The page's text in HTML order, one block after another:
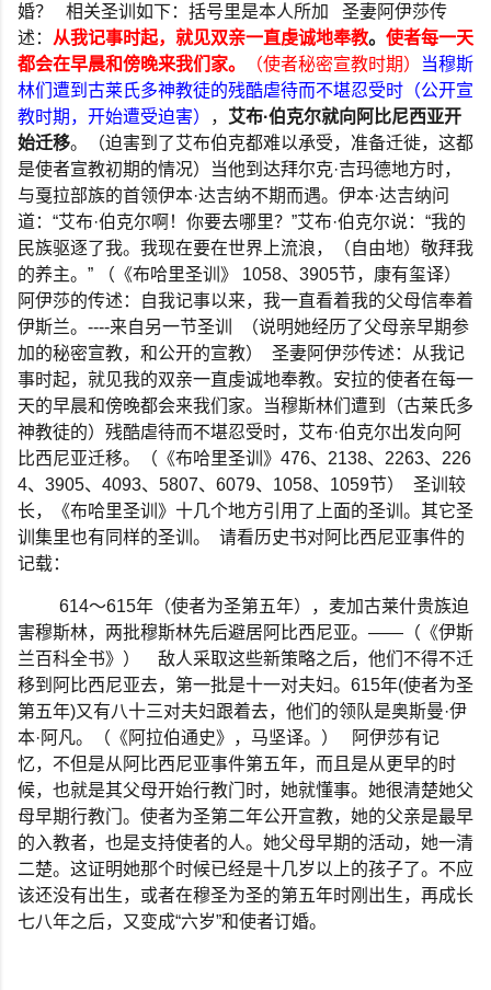
婚？
相关圣训如下：括号里是本人所加
圣妻阿伊莎传
述： 从我记事时起，就见双亲一直虔诚地奉教。 使者每一天
都会在早晨和傍晚来我们家。
（使者秘密宣教时期）
当穆斯
林们遭到古莱氏多神教徒的残酷虐待而不堪忍受时（公开宣
教时期，开始遭受迫害）
， 艾布·伯克尔就向阿比尼西亚开
始迁移。（迫害到了艾布伯克都难以承受，准备迁徙，这都
是使者宣教初期的情况）当他到达拜尔克·吉玛德地方时，
与戛拉部族的首领伊本·达吉纳不期而遇。伊本·达吉纳问
道： “艾布·伯克尔啊！你要去哪里？ ”艾布·伯克尔说： “我的
民族驱逐了我。我现在要在世界上流浪，（自由地）敬拜我
的养主。 ” （《布哈里圣训》 1058、 3905节，康有玺译）
阿伊莎的传述：自我记事以来，我一直看着我的父母信奉着
伊斯兰。 ----来自另一节圣训
（说明她经历了父母亲早期参
加的秘密宣教，和公开的宣教）
圣妻阿伊莎传述：从我记
事时起，就见我的双亲一直虔诚地奉教。安拉的使者在每一
天的早晨和傍晚都会来我们家。当穆斯林们遭到（古莱氏多
神教徒的）残酷虐待而不堪忍受时，艾布·伯克尔出发向阿
比西尼亚迁移。（《布哈里圣训》 476、 2138、 2263、 226
4、 3905、 4093、 5807、 6079、 1058、 1059节）
圣训较
长，《布哈里圣训》十几个地方引用了上面的圣训。其它圣
训集里也有同样的圣训。
请看历史书对阿比西尼亚事件的
记载：
614～615年（使者为圣第五年），麦加古莱什贵族迫
害穆斯林，两批穆斯林先后避居阿比西尼亚。 —— （《伊斯
兰百科全书》）
敌人采取这些新策略之后，他们不得不迁
移到阿比西尼亚去，第一批是十一对夫妇。 615年(使者为圣
第五年)又有八十三对夫妇跟着去，他们的领队是奥斯曼·伊
本· 阿凡。（《阿拉伯通史》，马坚译。）
阿伊莎有记
忆，不但是从阿比西尼亚事件第五年，而且是从更早的时
候，也就是其父母开始行教门时，她就懂事。她很清楚她父
母早期行教门。使者为圣第二年公开宣教，她的父亲是最早
的入教者，也是支持使者的人。她父母早期的活动，她一清
二楚。这证明她那个时候已经是十几岁以上的孩子了。不应
该还没有出生，或者在穆圣为圣的第五年时刚出生，再成长
七八年之后，又变成“六岁”和使者订婚。